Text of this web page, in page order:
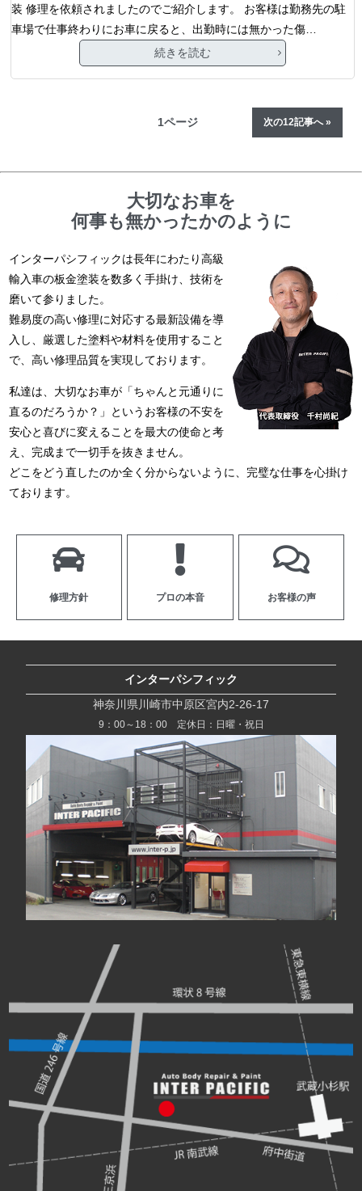
装 修理を依頼されましたのでご紹介します。 お客様は勤務先の駐
車場で仕事終わりにお車に戻ると、出勤時には無かった傷…
続きを読む
1ページ 次の12記事へ »
大切なお車を
何事も無かったかのように
インターパシフィックは長年にわたり高級
輸入車の板金塗装を数多く手掛け、技術を
磨いて参りました。
難易度の高い修理に対応する最新設備を導
入し、厳選した塗料や材料を使用すること
で、高い修理品質を実現しております。
私達は、大切なお車が「ちゃんと元通りに
直るのだろうか？」というお客様の不安を
安心と喜びに変えることを最大の使命と考
え、完成まで一切手を抜きません。
どこをどう直したのか全く分からないように、完璧な仕事を心掛け
ております。
修理方針 プロの本音 お客様の声
インターパシフィック
神奈川県川崎市中原区宮内2-26-17
9：00～18：00 定休日：日曜・祝日